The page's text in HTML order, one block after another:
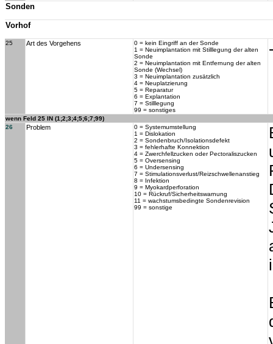
Sonden
Vorhof
25 Art des Vorgehens
0 = kein Eingriff an der Sonde
1 = Neuimplantation mit Stilllegung der alten
Sonde
2 = Neuimplantation mit Entfernung der alten
Sonde (Wechsel)
3 = Neuimplantation zusätzlich
4 = Neuplatzierung
5 = Reparatur
6 = Explantation
7 = Stilllegung
99 = sonstiges
wenn Feld 25 IN (1;2;3;4;5;6;7;99)
26
Problem
0 = Systemumstellung
1 = Dislokation
2 = Sondenbruch/Isolationsdefekt
3 = fehlerhafte Konnektion
4 = Zwerchfellzucken oder Pectoraliszucken
5 = Oversensing
6 = Undersensing
7 = Stimulationsverlust/Reizschwellenanstieg
8 = Infektion
9 = Myokardperforation
10 = Rückruf/Sicherheitswarnung
11 = wachstumsbedingte Sondenrevision
99 = sonstige